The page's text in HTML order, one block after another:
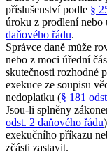
příslušenství podle §
úroku z prodlení nebo
daňového řádu.
Správce daně může
nebo z moci úřední
skutečnosti rozhodné
exekuce ze soupisu
nedoplatku (§ 181
Jsou-li splněny
odst. 2 daňového řádu
exekučního příkazu
zčásti zastavit.